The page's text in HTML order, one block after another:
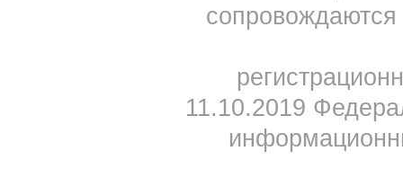
11.10.2019